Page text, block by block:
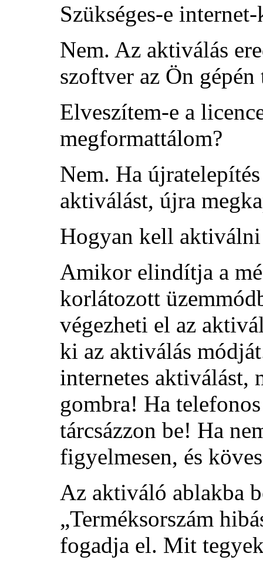
Szükséges-e
Nem. Az aktiválás
szoftver az Ön
Elveszítem-e a
megformattálom?
Nem. Ha
aktiválást, újra
Hogyan kell aktiválni
Amikor elindítja a
korlátozott
végezheti el az
ki az aktiválás
internetes aktiválást,
gombra! Ha
tárcsázzon be! Ha
figyelmesen, és
Az aktiváló ablakba
„Terméksorszám
fogadja el. Mit